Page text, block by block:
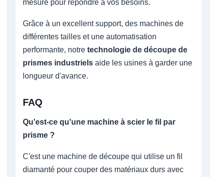
mesure pour répondre à vos besoins.
Grâce à un excellent support, des machines de
différentes tailles et une automatisation
performante, notre technologie de découpe de
prismes industriels aide les usines à garder une
longueur d'avance.
FAQ
Qu'est-ce qu'une machine à scier le fil par
prisme ?
C'est une machine de découpe qui utilise un fil
diamanté pour couper des matériaux durs avec